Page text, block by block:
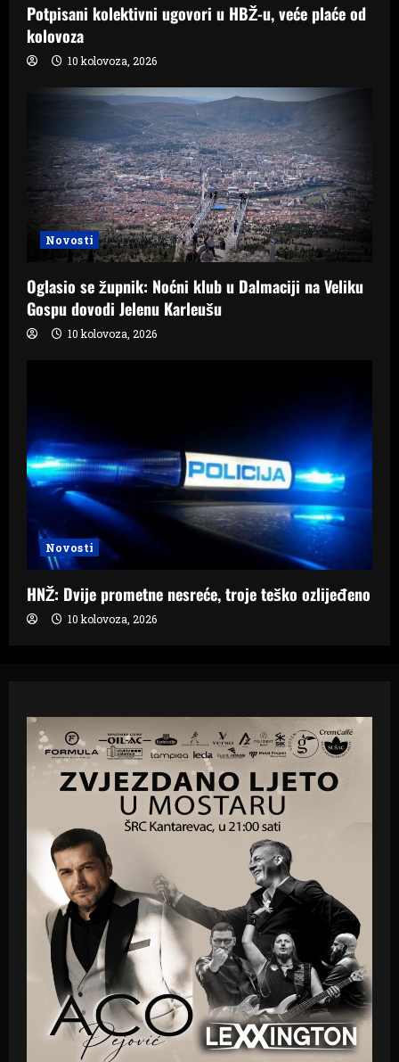
Potpisani kolektivni ugovori u HBŽ-u, veće plaće od
kolovoza
10 kolovoza, 2026
Novosti
Oglasio se župnik: Noćni klub u Dalmaciji na Veliku
Gospu dovodi Jelenu Karleušu
10 kolovoza, 2026
Novosti
HNŽ: Dvije prometne nesreće, troje teško ozlijeđeno
10 kolovoza, 2026